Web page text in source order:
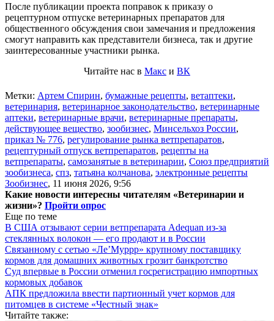
После публикации проекта поправок к приказу о
рецептурном отпуске ветеринарных препаратов для
общественного обсуждения свои замечания и предложения
смогут направить как представители бизнеса, так и другие
заинтересованные участники рынка.
Читайте нас в Макс и ВК
Метки: Артем Спирин, бумажные рецепты, ветаптеки,
ветеринария, ветеринарное законодательство, ветеринарные
аптеки, ветеринарные врачи, ветеринарные препараты,
действующее вещество, зообизнес, Минсельхоз России,
приказ № 776, регулирование рынка ветпрепаратов,
рецептурный отпуск ветпрепаратов, рецепты на
ветпрепараты, самозанятые в ветеринарии, Союз предприятий
зообизнеса, спз, татьяна колчанова, электронные рецепты
Зообизнес, 11 июня 2026, 9:56
Какие новости интересны читателям «Ветеринарии и
жизни»? Пройти опрос
Еще по теме
В США отзывают серии ветпрепарата Adequan из-за
стеклянных волокон — его продают и в России
Связанному с сетью «Ле’Муррр» крупному поставщику
кормов для домашних животных грозит банкротство
Суд впервые в России отменил госрегистрацию импортных
кормовых добавок
АПК предложила ввести партионный учет кормов для
питомцев в системе «Честный знак»
Читайте также: